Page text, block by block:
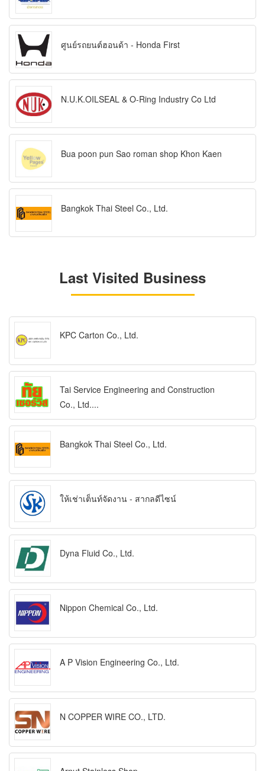
ศูนย์รถยนต์ฮอนด้า - Honda First
N.U.K.OILSEAL & O-Ring Industry Co Ltd
Bua poon pun Sao roman shop Khon Kaen
Bangkok Thai Steel Co., Ltd.
Last Visited Business
KPC Carton Co., Ltd.
Tai Service Engineering and Construction
Co., Ltd....
Bangkok Thai Steel Co., Ltd.
ให้เช่าเต็นท์จัดงาน - สากลดีไซน์
Dyna Fluid Co., Ltd.
Nippon Chemical Co., Ltd.
A P Vision Engineering Co., Ltd.
N COPPER WIRE CO., LTD.